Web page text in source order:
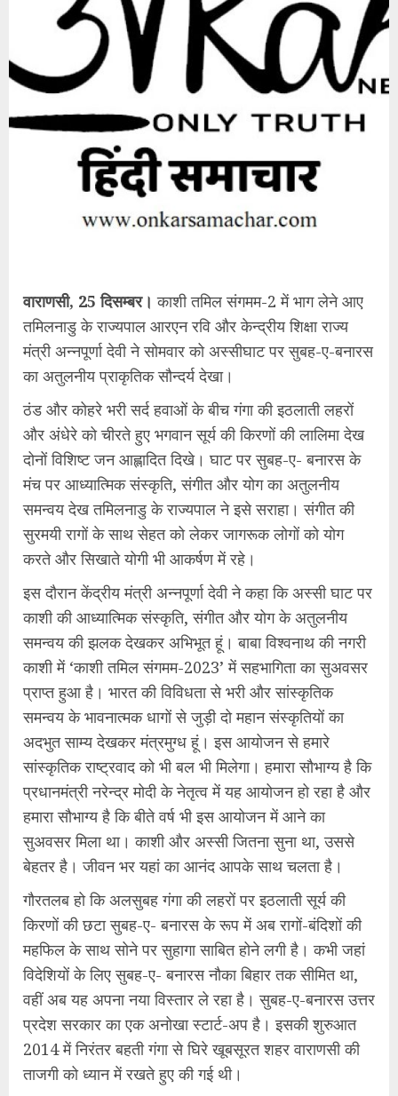
वाराणसी, 25 दिसम्बर। काशी तमिल संगमम-2 में भाग लेने आए
तमिलनाडु के राज्यपाल आरएन रवि और केन्द्रीय शिक्षा राज्य
मंत्री अन्नपूर्णा देवी ने सोमवार को अस्सीघाट पर सुबह-ए-बनारस
का अतुलनीय प्राकृतिक सौन्दर्य देखा।
ठंड और कोहरे भरी सर्द हवाओं के बीच गंगा की इठलाती लहरों
और अंधेरे को चीरते हुए भगवान सूर्य की किरणों की लालिमा देख
दोनों विशिष्ट जन आह्लादित दिखे। घाट पर सुबह-ए- बनारस के
मंच पर आध्यात्मिक संस्कृति, संगीत और योग का अतुलनीय
समन्वय देख तमिलनाडु के राज्यपाल ने इसे सराहा। संगीत की
सुरमयी रागों के साथ सेहत को लेकर जागरूक लोगों को योग
करते और सिखाते योगी भी आकर्षण में रहे।
इस दौरान केंद्रीय मंत्री अन्नपूर्णा देवी ने कहा कि अस्सी घाट पर
काशी की आध्यात्मिक संस्कृति, संगीत और योग के अतुलनीय
समन्वय की झलक देखकर अभिभूत हूं। बाबा विश्वनाथ की नगरी
काशी में ‘काशी तमिल संगमम-2023’ में सहभागिता का सुअवसर
प्राप्त हुआ है। भारत की विविधता से भरी और सांस्कृतिक
समन्वय के भावनात्मक धागों से जुड़ी दो महान संस्कृतियों का
अदभुत साम्य देखकर मंत्रमुग्ध हूं। इस आयोजन से हमारे
सांस्कृतिक राष्ट्रवाद को भी बल भी मिलेगा। हमारा सौभाग्य है कि
प्रधानमंत्री नरेन्द्र मोदी के नेतृत्व में यह आयोजन हो रहा है और
हमारा सौभाग्य है कि बीते वर्ष भी इस आयोजन में आने का
सुअवसर मिला था। काशी और अस्सी जितना सुना था, उससे
बेहतर है। जीवन भर यहां का आनंद आपके साथ चलता है।
गौरतलब हो कि अलसुबह गंगा की लहरों पर इठलाती सूर्य की
किरणों की छटा सुबह-ए- बनारस के रूप में अब रागों-बंदिशों की
महफिल के साथ सोने पर सुहागा साबित होने लगी है। कभी जहां
विदेशियों के लिए सुबह-ए- बनारस नौका बिहार तक सीमित था,
वहीं अब यह अपना नया विस्तार ले रहा है। सुबह-ए-बनारस उत्तर
प्रदेश सरकार का एक अनोखा स्टार्ट-अप है। इसकी शुरुआत
2014 में निरंतर बहती गंगा से घिरे खूबसूरत शहर वाराणसी की
ताजगी को ध्यान में रखते हुए की गई थी।